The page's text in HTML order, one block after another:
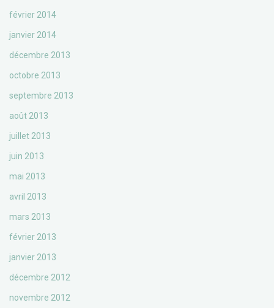
février 2014
janvier 2014
décembre 2013
octobre 2013
septembre 2013
août 2013
juillet 2013
juin 2013
mai 2013
avril 2013
mars 2013
février 2013
janvier 2013
décembre 2012
novembre 2012